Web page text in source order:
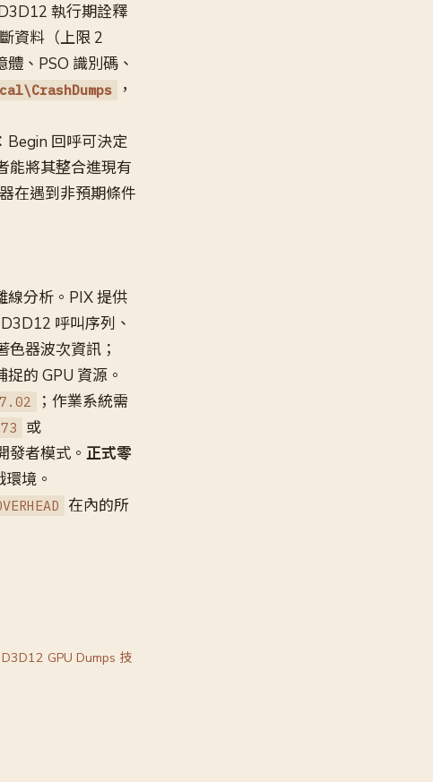
執行期詮釋
資料（上限 2
、PSO 識別碼、
，
Begin 回呼可決定
能將其整合進現有
在遇到非預期條件
線分析。PIX 提供
呼叫序列、
器波次資訊；
的 GPU 資源。
；作業系統需
或
發者模式。 正式零
境。
在內的所
D3D12 GPU Dumps 技